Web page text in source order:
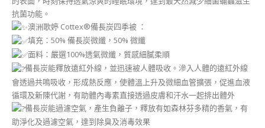
抗菌功能。
澳洲歌婷 Cottex®備長炭四季被 ：
填充：50% 備長炭微纖，50% 微纖
面料：嚴選100%透氣微纖，質感細膩柔順
備長炭能釋放遠紅外線，並迅速被人體吸收。滲入人體的遠紅外線
會透過共鳴吸收，形成熱反應，使體溫上升及微細血管擴張，促進血液
循環及新陳代謝，有助體內毒素直接透過皮膚和汗水一起排出體外
備長炭能過濾空氣，產生負離子，釋放有如森林芬多精的香氣，有
助淨化及過濾空氣，達到除臭及消毒效果